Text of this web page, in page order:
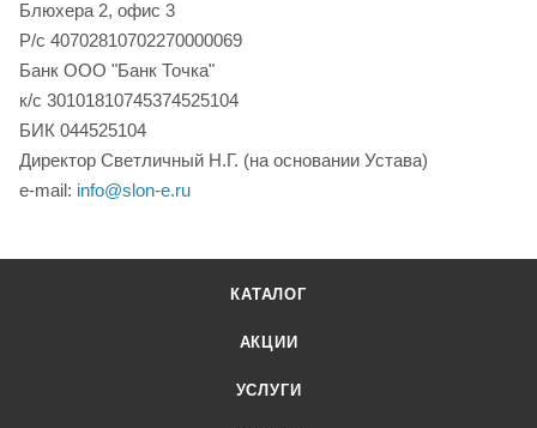
Блюхера 2, офис 3
Р/с 40702810702270000069
Банк ООО "Банк Точка"
к/с 30101810745374525104
БИК 044525104
Директор Светличный Н.Г. (на основании Устава)
e-mail: info@slon-e.ru
КАТАЛОГ
АКЦИИ
УСЛУГИ